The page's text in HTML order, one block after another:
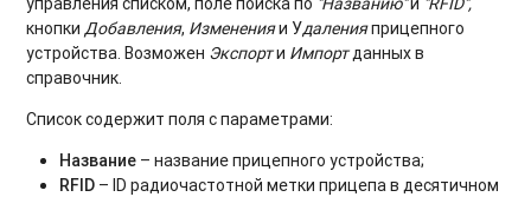
кнопки Добавления, Измененияи Удаленияприцепного
устройства. Возможен Экспорти Импортданных в
справочник.
Список содержит поля с параметрами:
Название – название прицепного устройства;
RFID – ID радиочастотной метки прицепа в десятичном